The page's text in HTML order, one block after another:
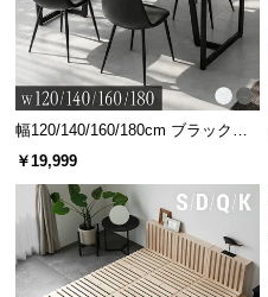
幅120/140/160/180cm ブラックフ
レーム ダイニング 大理石調 4人掛
￥19,999